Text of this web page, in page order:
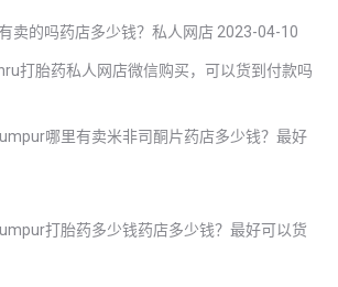
卖的吗药店多少钱？私人网店 2023-04-10
打胎药私人网店微信购买，可以货到付款吗
哪里有卖米非司酮片药店多少钱？最好
打胎药多少钱药店多少钱？最好可以货